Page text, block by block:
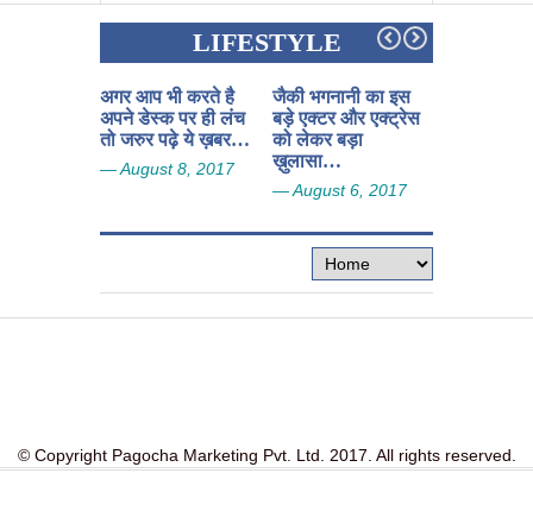
LIFESTYLE
अगर आप भी करते है
अपने डेस्क पर ही लंच
तो जरुर पढ़े ये ख़बर…
— August 8, 2017
जैकी भगनानी का इस
बड़े एक्टर और एक्ट्रेस
को लेकर बड़ा
ख़ुलासा…
— August 6, 2017
© Copyright Pagocha Marketing Pvt. Ltd. 2017. All rights reserved.